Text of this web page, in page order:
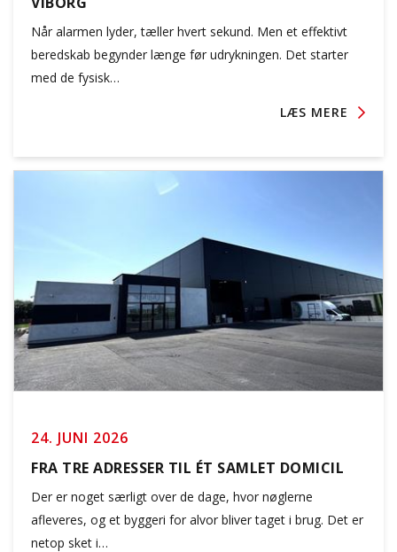
Når alarmen lyder, tæller hvert sekund. Men et effektivt
beredskab begynder længe før udrykningen. Det starter
med de fysisk…
LÆS MERE
24. JUNI 2026
FRA TRE ADRESSER TIL ÉT SAMLET DOMICIL
Der er noget særligt over de dage, hvor nøglerne
afleveres, og et byggeri for alvor bliver taget i brug. Det er
netop sket i…